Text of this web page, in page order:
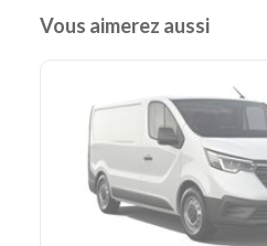
Vous aimerez aussi